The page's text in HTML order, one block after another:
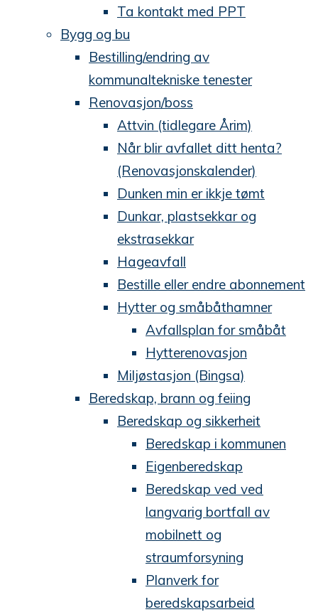
Ta kontakt med PPT
Bygg og bu
Bestilling/endring av
kommunaltekniske tenester
Renovasjon/boss
Attvin (tidlegare Årim)
Når blir avfallet ditt henta?
(Renovasjonskalender)
Dunken min er ikkje tømt
Dunkar, plastsekkar og
ekstrasekkar
Hageavfall
Bestille eller endre abonnement
Hytter og småbåthamner
Avfallsplan for småbåt
Hytterenovasjon
Miljøstasjon (Bingsa)
Beredskap, brann og feiing
Beredskap og sikkerheit
Beredskap i kommunen
Eigenberedskap
Beredskap ved ved
langvarig bortfall av
mobilnett og
straumforsyning
Planverk for
beredskapsarbeid